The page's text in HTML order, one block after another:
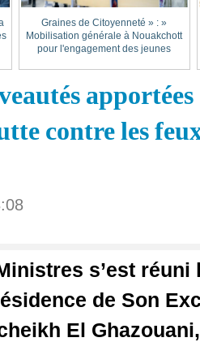
« Graines de Citoyenneté » :
Mobilisation générale à Nouakchott
pour l'engagement des jeunes
contre les
s’est réuni
de Son
El